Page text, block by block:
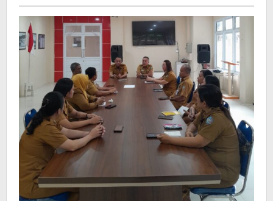
OPD
Pemkab
Sangihe